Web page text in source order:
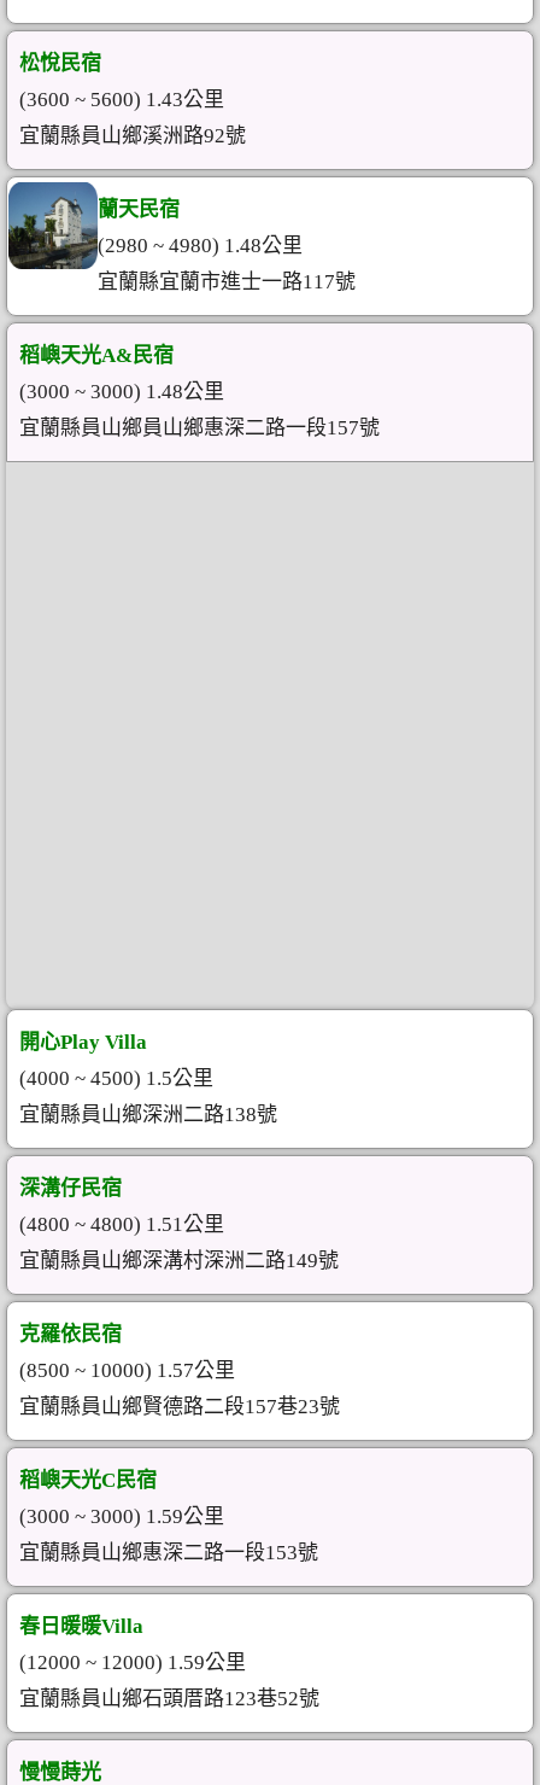
松悅民宿
(3600 ~ 5600) 1.43公里
宜蘭縣員山鄉溪洲路92號
蘭天民宿
(2980 ~ 4980) 1.48公里
宜蘭縣宜蘭市進士一路117號
稻嶼天光A&民宿
(3000 ~ 3000) 1.48公里
宜蘭縣員山鄉員山鄉惠深二路一段157號
開心Play Villa
(4000 ~ 4500) 1.5公里
宜蘭縣員山鄉深洲二路138號
深溝仔民宿
(4800 ~ 4800) 1.51公里
宜蘭縣員山鄉深溝村深洲二路149號
克羅依民宿
(8500 ~ 10000) 1.57公里
宜蘭縣員山鄉賢德路二段157巷23號
稻嶼天光C民宿
(3000 ~ 3000) 1.59公里
宜蘭縣員山鄉惠深二路一段153號
春日暖暖Villa
(12000 ~ 12000) 1.59公里
宜蘭縣員山鄉石頭厝路123巷52號
慢慢蒔光